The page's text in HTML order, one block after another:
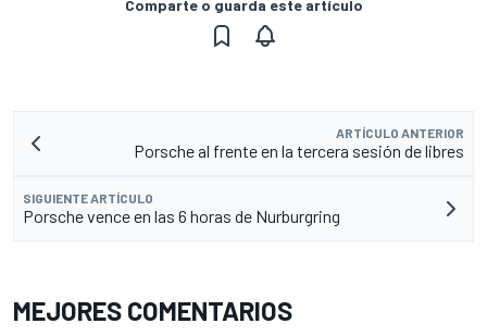
Comparte o guarda este artículo
ARTÍCULO ANTERIOR
Porsche al frente en la tercera sesión de libres
SIGUIENTE ARTÍCULO
Porsche vence en las 6 horas de Nurburgring
MEJORES COMENTARIOS